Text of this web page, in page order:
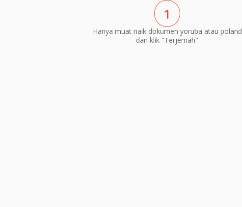
1
Hanya muat naik dokumen yoruba atau poland
dan klik "Terjemah"